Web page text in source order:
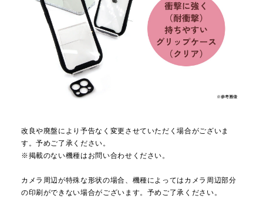
改良や廃盤により予告なく変更させていただく場合がございま
す。予めご了承ください。
※掲載のない機種はお問い合わせください。
カメラ周辺が特殊な形状の場合、機種によってはカメラ周辺部分
の印刷ができない場合がございます。予めご了承ください。